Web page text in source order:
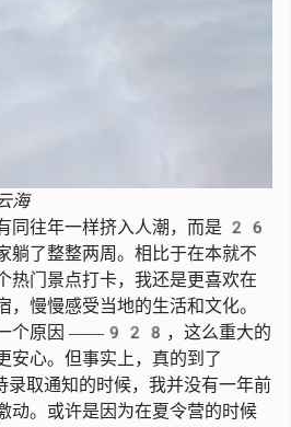
海
同往年一样挤入人潮，而是 26
躺了整整两周。相比于在本就不
热门景点打卡，我还是更喜欢在
，慢慢感受当地的生活和文化。
一个原因 ——928，这么重大的
安心。但事实上，真的到了
取通知的时候，我并没有一年前
动。或许是因为在夏令营的时候